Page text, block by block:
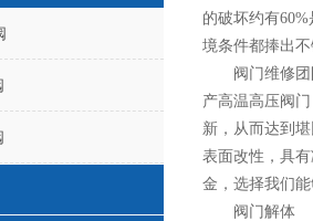
的破坏约有
境条件都捧出不
阀门维修团队
产高温高压阀
新，从而达到
表面改性，具
金，选择我们
阀门解体